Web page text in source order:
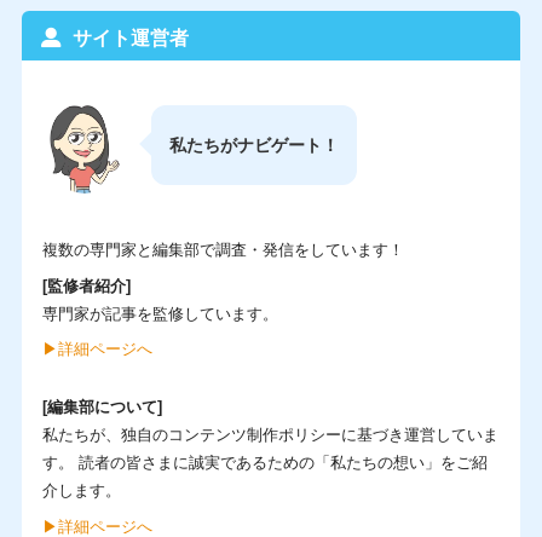
サイト運営者
私たちがナビゲート！
複数の専門家と編集部で調査・発信をしています！
[監修者紹介]
専門家が記事を監修しています。
▶︎詳細ページへ
[編集部について]
私たちが、独自のコンテンツ制作ポリシーに基づき運営していま
す。 読者の皆さまに誠実であるための「私たちの想い」をご紹
介します。
▶︎詳細ページへ